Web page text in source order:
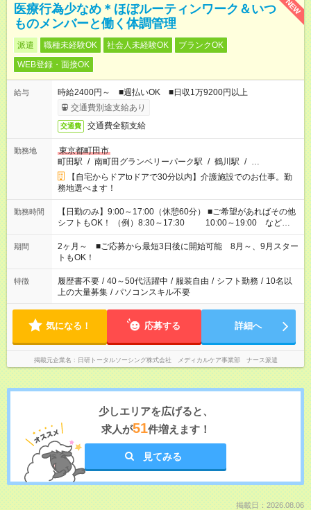
NEW
医療行為少なめ＊ほぼルーティンワーク＆いつ
ものメンバーと働く体調管理
派遣 職種未経験OK 社会人未経験OK
ブランクOK
WEB登録・面接OK
給与
時給2400円～ ■週払いOK ■日収1万9200円以上
交通費別途支給あり
交通費 交通費全額支給
勤務地
東京都町田市
町田駅 / 南町田グランベリーパーク駅 / 鶴川駅 / …
【自宅からドアtoドアで30分以内】介護施設でのお仕事。勤
務地選べます！
勤務時間
【日勤のみ】9:00～17:00（休憩60分） ■ご希望があればその他
シフトもOK！ （例）8:30～17:30 10:00～19:00 など
「家族とお休みを合わせたい」 「できれば残業はしたくない」
など、あなたのご希望に沿ったお仕事をご紹介します！ ※Wワ
ーク希望の方へ 今ご覧のお仕事で希望する勤務時間と、もう1つ
のお仕事の勤務時間。 合計で週40時間を超える場合は応募でき
ません
期間
2ヶ月～ ■ご応募から最短3日後に開始可能 8月～、9月スター
トもOK！
特徴 履歴書不要 / 40～50代活躍中 / 服装自由 / シフト勤務 / 10名以
上の大量募集 / パソコンスキル不要
気になる！ 応募する 詳細へ
掲載元企業名 日研トータルソーシング株式会社 メディカルケア事業部 ナース派遣
少しエリアを広げると、
求人が51件増えます！
見てみる
掲載日：2026.08.06